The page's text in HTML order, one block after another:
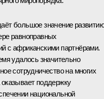
большое значение развитию
равноправных
с африканскими партнёрами.
удалось значительно
сотрудничество на многих
поддержку
национальной